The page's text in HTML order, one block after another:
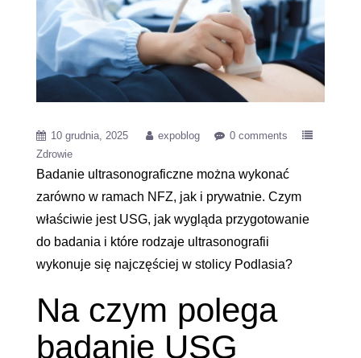
10 grudnia, 2025 expoblog
0 comments
Zdrowie
Badanie ultrasonograficzne można wykonać
zarówno w ramach NFZ, jak i prywatnie. Czym
właściwie jest USG, jak wygląda przygotowanie
do badania i które rodzaje ultrasonografii
wykonuje się najczęściej w stolicy Podlasia?
Na czym polega
badanie USG